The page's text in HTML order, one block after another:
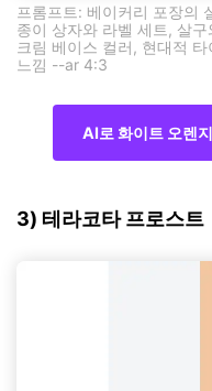
프롬프트: 베이커리 포장의
종이 상자와 라벨 세트, 살
크림 베이스 컬러, 현대적
느낌 --ar 4:3
AI로 화이트 오렌
3) 테라코타 프로스트